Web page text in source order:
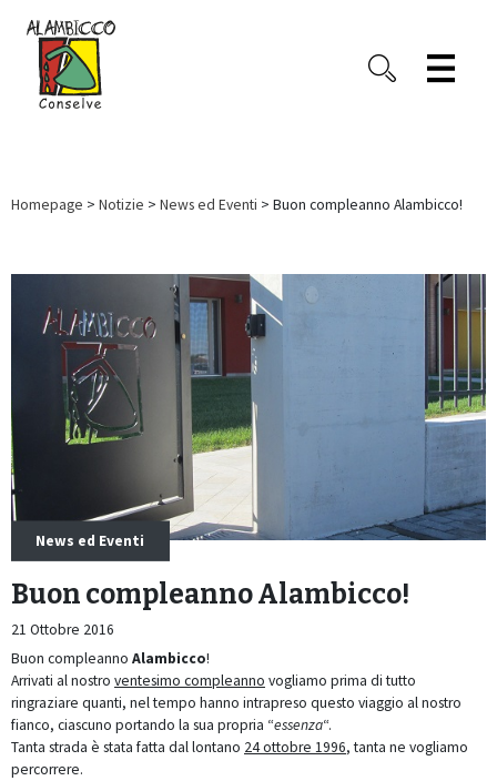
Homepage > Notizie > News ed Eventi > Buon compleanno Alambicco!
News ed Eventi
Buon compleanno Alambicco!
21 Ottobre 2016
Buon compleanno Alambicco!
Arrivati al nostro ventesimo compleanno vogliamo prima di tutto
ringraziare quanti, nel tempo hanno intrapreso questo viaggio al nostro
fianco, ciascuno portando la sua propria “essenza“.
Tanta strada è stata fatta dal lontano 24 ottobre 1996, tanta ne vogliamo
percorrere.